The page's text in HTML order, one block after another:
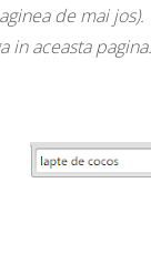
de mai jos).
in aceasta pagina.